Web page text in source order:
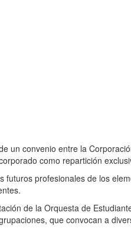
un convenio entre la
como repartición
profesionales de los
de la Orquesta de
que convocan a